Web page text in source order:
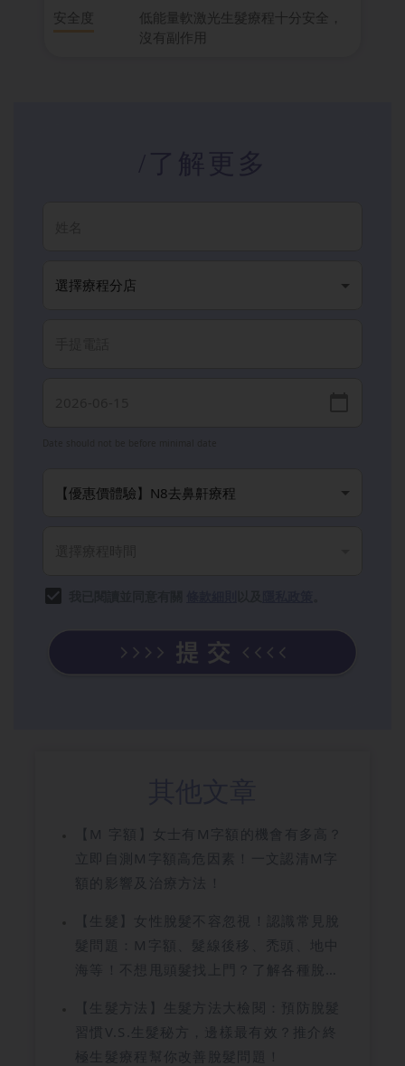
安全度
低能量軟激光生髮療程十分安全，
沒有副作用
【M 字額】女士有M字額的機會有多高？
立即自測M字額高危因素！一文認清M字
額的影響及治療方法！
【生髮】女性脫髮不容忽視！認識常見脫
髮問題：M字額、髮線後移、禿頭、地中
海等！不想甩頭髮找上門？了解各種脫髮
【生髮方法】生髮方法大檢閱：預防脫髮
習慣V.S.生髮秘方，邊樣最有效？推介終
極生髮療程幫你改善脫髮問題！